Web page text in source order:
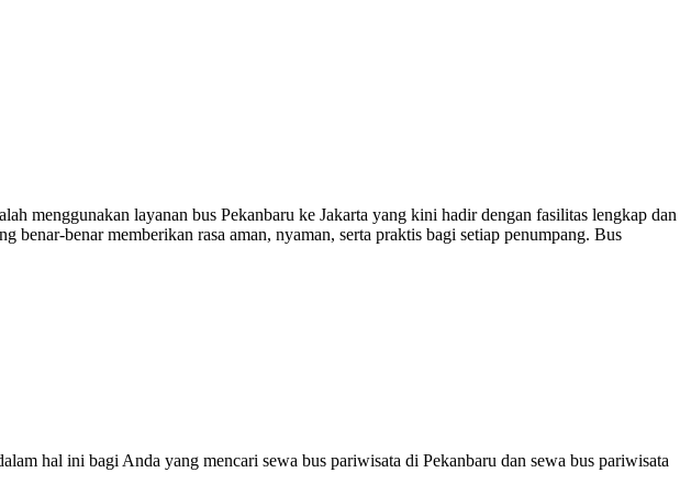
menggunakan layanan bus Pekanbaru ke Jakarta yang kini hadir dengan fasilitas lengkap dan
benar-benar memberikan rasa aman, nyaman, serta praktis bagi setiap penumpang. Bus
hal ini bagi Anda yang mencari sewa bus pariwisata di Pekanbaru dan sewa bus pariwisata